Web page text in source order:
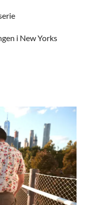
i New Yorks